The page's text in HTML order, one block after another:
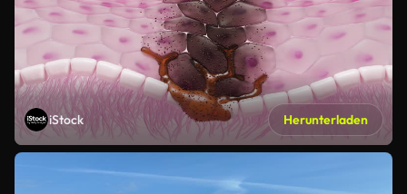
iStock Herunterladen